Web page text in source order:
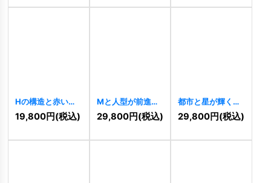
Hの構造と赤い弧
が示す堅実な飛躍
ロゴ 10816]
19,800円(税込)
Mと人型が前進す
る未来志向ロゴ
10810 ]
29,800円(税込)
都市と星が輝く発
展と信頼のロゴ
10805 ]
29,800円(税込)